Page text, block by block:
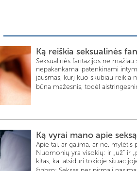
Ką reiškia seksualinės
Seksualinės fantazijos ne
nepakankamai patenkinami
jausmas, kurį kuo skubiau reikia
būna mažesnis, todėl
Ką vyrai mano apie
Apie tai, ar galima, ar ne, mylėtis
Nuomonių yra visokių: ir „už“ ir
kitas, kai atsiduri tokioje